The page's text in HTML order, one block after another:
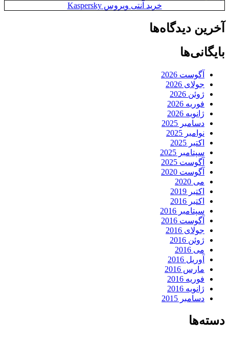
خرید آنتی ویروس Kaspersky
آخرین دیدگاه‌ها
بایگانی‌ها
آگوست 2026
جولای 2026
ژوئن 2026
فوریه 2026
ژانویه 2026
دسامبر 2025
نوامبر 2025
اکتبر 2025
سپتامبر 2025
آگوست 2025
آگوست 2020
می 2020
اکتبر 2019
اکتبر 2016
سپتامبر 2016
آگوست 2016
جولای 2016
ژوئن 2016
می 2016
آوریل 2016
مارس 2016
فوریه 2016
ژانویه 2016
دسامبر 2015
دسته‌ها